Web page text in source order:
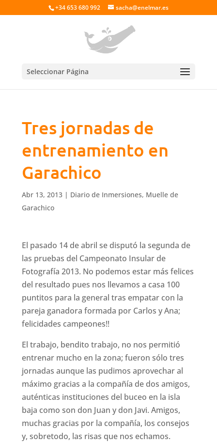
+34 653 680 992 sacha@enelmar.es
Seleccionar Página
Tres jornadas de
entrenamiento en
Garachico
Abr 13, 2013| Diario de Inmersiones, Muelle de
Garachico
El pasado 14 de abril se disputó la segunda de
las pruebas del Campeonato Insular de
Fotografía 2013. No podemos estar más felices
del resultado pues nos llevamos a casa 100
puntitos para la general tras empatar con la
pareja ganadora formada por Carlos y Ana;
felicidades campeones!!
El trabajo, bendito trabajo, no nos permitió
entrenar mucho en la zona; fueron sólo tres
jornadas aunque las pudimos aprovechar al
máximo gracias a la compañía de dos amigos,
auténticas instituciones del buceo en la isla
baja como son don Juan y don Javi. Amigos,
muchas gracias por la compañía, los consejos
y, sobretodo, las risas que nos echamos.